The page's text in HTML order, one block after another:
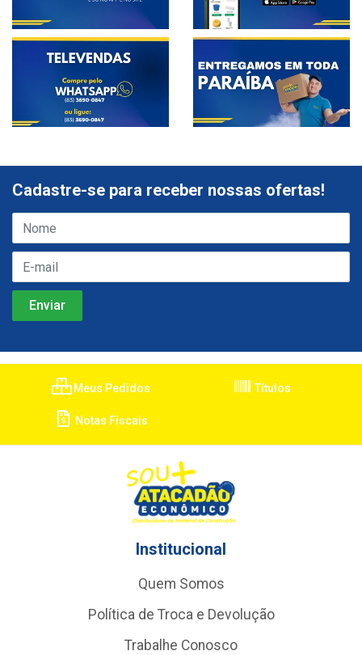
Cadastre-se para receber nossas ofertas!
Meus Pedidos Títulos
Notas Fiscais
Institucional
Quem Somos
Política de Troca e Devolução
Trabalhe Conosco